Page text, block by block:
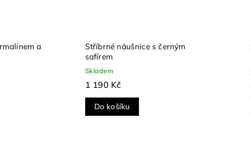
a
Stříbrné náušnice s černým
safírem
Skladem
1 190 Kč
Do košíku